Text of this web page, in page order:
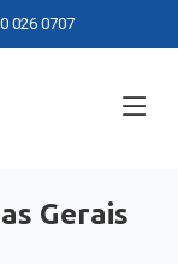
026 0707
Gerais